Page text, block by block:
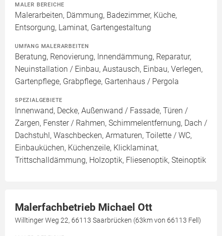
MALER BEREICHE
Malerarbeiten, Dämmung, Badezimmer, Küche,
Entsorgung, Laminat, Gartengestaltung
UMFANG MALERARBEITEN
Beratung, Renovierung, Innendämmung, Reparatur,
Neuinstallation / Einbau, Austausch, Einbau, Verlegen,
Gartenpflege, Grabpflege, Gartenhaus / Pergola
SPEZIALGEBIETE
Innenwand, Decke, Außenwand / Fassade, Türen /
Zargen, Fenster / Rahmen, Schimmelentfernung, Dach /
Dachstuhl, Waschbecken, Armaturen, Toilette / WC,
Einbauküchen, Küchenzeile, Klicklaminat,
Trittschalldämmung, Holzoptik, Fliesenoptik, Steinoptik
Malerfachbetrieb Michael Ott
Willtinger Weg 22, 66113 Saarbrücken (63km von 66113 Fell)